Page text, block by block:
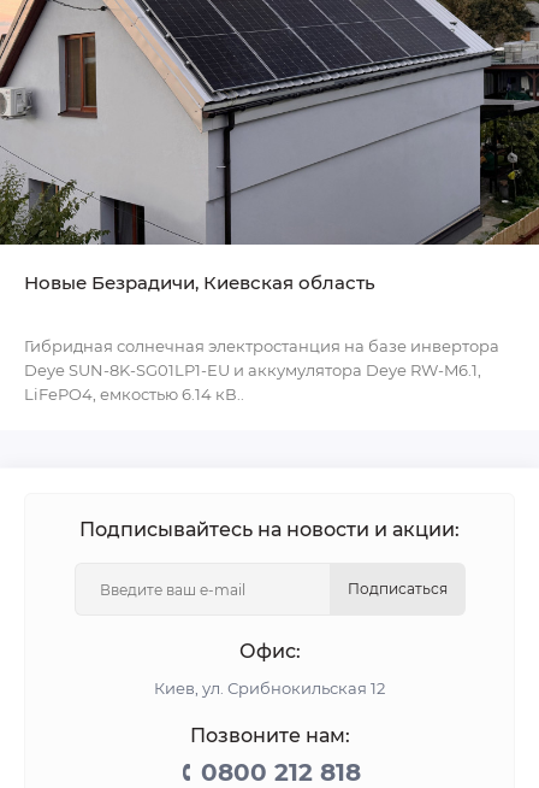
Новые Безрадичи, Киевская область
Гибридная солнечная электростанция на базе инвертора
Deye SUN-8K-SG01LP1-EU и аккумулятора Deye RW-M6.1,
LiFePO4, емкостью 6.14 кВ..
Подписывайтесь на новости и акции:
Подписаться
Офис:
Киев, ул. Срибнокильская 12
Позвоните нам:
0800 212 818